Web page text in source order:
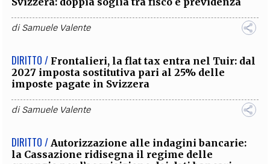
diSamuele Valente
DIRITTO / Frontalieri, la flat tax entra nel Tuir: dal
2027 imposta sostitutiva pari al 25% delle
imposte pagate in Svizzera
diSamuele Valente
DIRITTO / Autorizzazione alle indagini bancarie:
la Cassazione ridisegna il regime delle